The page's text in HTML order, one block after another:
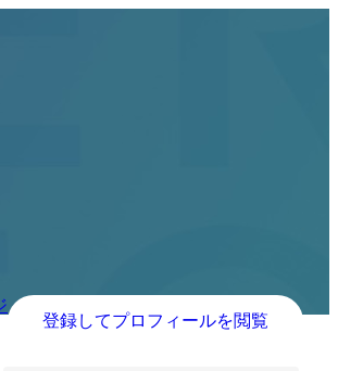
登録してプロフィールを閲覧